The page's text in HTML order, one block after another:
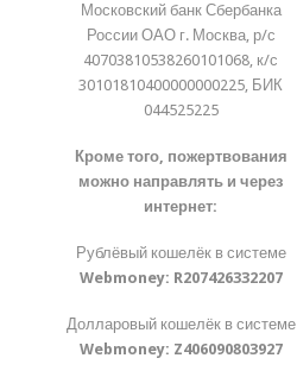
Московский банк Сбербанка
России ОАО г. Москва, р/с
40703810538260101068, к/с
30101810400000000225, БИК
044525225
Кроме того, пожертвования
можно направлять и через
интернет:
Рублёвый кошелёк в системе
Webmoney: R207426332207
Долларовый кошелёк в системе
Webmoney: Z406090803927